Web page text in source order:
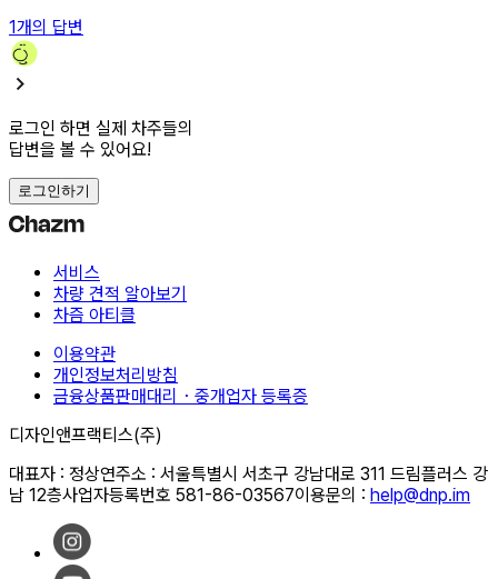
1개의 답변
로그인 하면 실제 차주들의
답변을 볼 수 있어요!
로그인하기
서비스
차량 견적 알아보기
차즘 아티클
이용약관
개인정보처리방침
금융상품판매대리・중개업자 등록증
디자인앤프랙티스(주)
대표자 : 정상연주소 : 서울특별시 서초구 강남대로 311 드림플러스 강
남 12층사업자등록번호 581-86-03567이용문의 : help@dnp.im